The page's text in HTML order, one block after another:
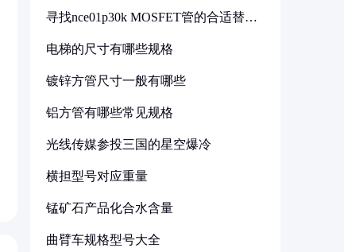
寻找nce01p30k MOSFET管的合适替代
电梯的尺寸有哪些规格
镀锌方管尺寸一般有哪些
铝方管有哪些常见规格
光线传媒参投三国的星空爆冷
横担型号对应重量
锰矿石产品化合水含量
曲臂车规格型号大全